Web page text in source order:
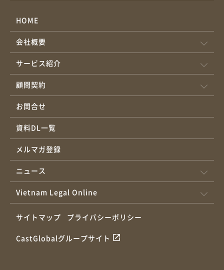
た、植物検疫対象物を輸入する組織・個人は、輸入前に、検疫の
ためにベトナムの植物検疫機関に登録し、書類を提出しなければ
なりません。商品が植物検疫に関する要求を満たした場合、植物
検疫機関が植物検疫証明書を発行します。（植物防疫及び検疫法
第41/2013/QH13号の第29条及び第33条） CITES 付録に属する木
材である場合、輸出国のCITES管理当局が発行したCITES輸出許可
書及びベトナムのCITES管理当局が発行したCITES輸入許可書を取
得する必要があります。 EU と法定木材協定を締結し、FLEGT ラ
イセンス制度を運用している国又は領域から木材を輸入する場
合、輸出国の管轄当局が発行した FLEGT 輸出許可書を取得する必
要があります。（政令第102/2020/NĐ-CP号の第7条、政令第
120/2024/NĐ-CP号の第1条7項による改正） リスクの種類に属す
るか又は非積極的な地理的地域から輸入する木材である場合、持
林管理認証がない場合、木材の伐採許可を証明する許可書又は書
類が必要です。 木材が伐採される国又は地域がその木材が伐採さ
的であることを証明する書類が必要です。 しかし、CITES ライセ
HOME
会社概要
サービス紹介
顧問契約
お問合せ
資料DL一覧
メルマガ登録
ニュース
Vietnam Legal Online
サイトマップ プライバシーポリシー
CastGlobalグループサイト